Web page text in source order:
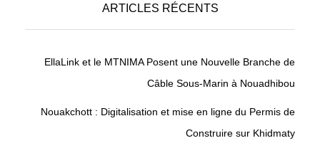
ARTICLES RÉCENTS
EllaLink et le MTNIMA Posent une Nouvelle Branche de
Câble Sous-Marin à Nouadhibou
Nouakchott : Digitalisation et mise en ligne du Permis de
Construire sur Khidmaty